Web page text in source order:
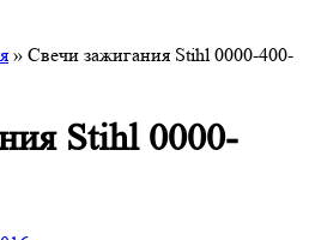
» Свечи зажигания Stihl 0000-400-
Stihl 0000-